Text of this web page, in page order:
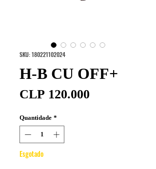
SKU: 180221102024
H-B CU OFF+
CLP 120.000
Quantidade *
Esgotado